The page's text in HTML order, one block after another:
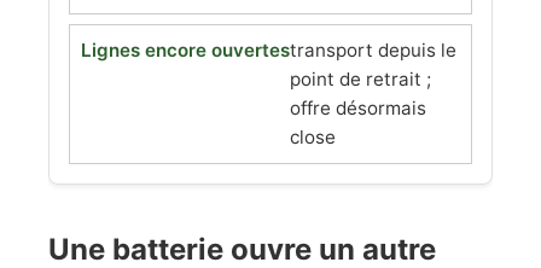
transport depuis le
point de retrait ;
offre désormais
close
Une batterie ouvre un autre